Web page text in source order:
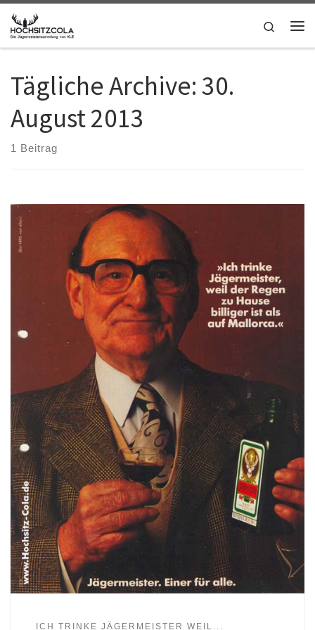
Zum Inhalt springen
Search
Tägliche Archive:30.
August 2013
1 Beitrag
ICH TRINKE JÄGERMEISTER WEIL...